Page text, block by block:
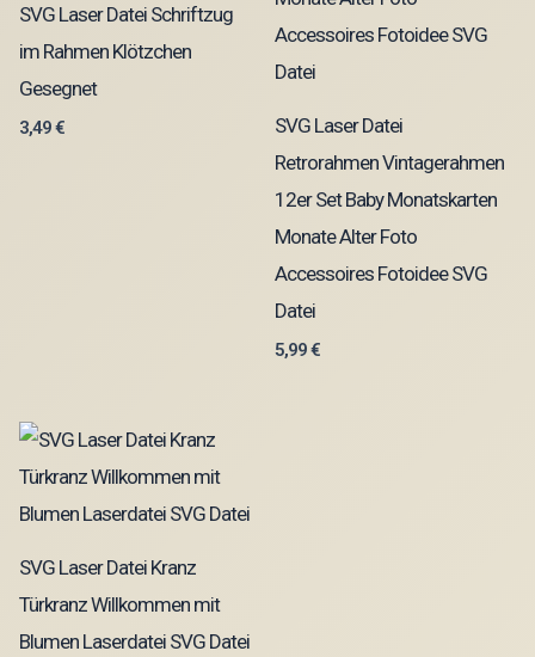
SVG Laser Datei Schriftzug
im Rahmen Klötzchen
Gesegnet
3,49€
SVG Laser Datei
Retrorahmen Vintagerahmen
12er Set Baby Monatskarten
Monate Alter Foto
Accessoires Fotoidee SVG
Datei
5,99€
SVG Laser Datei Kranz
Türkranz Willkommen mit
Blumen Laserdatei SVG Datei